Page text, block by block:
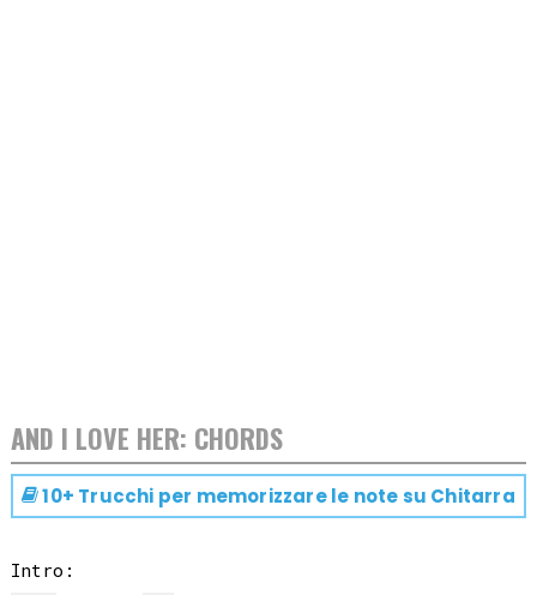
AND I LOVE HER: CHORDS
10+ Trucchi per memorizzare le note su Chitarra